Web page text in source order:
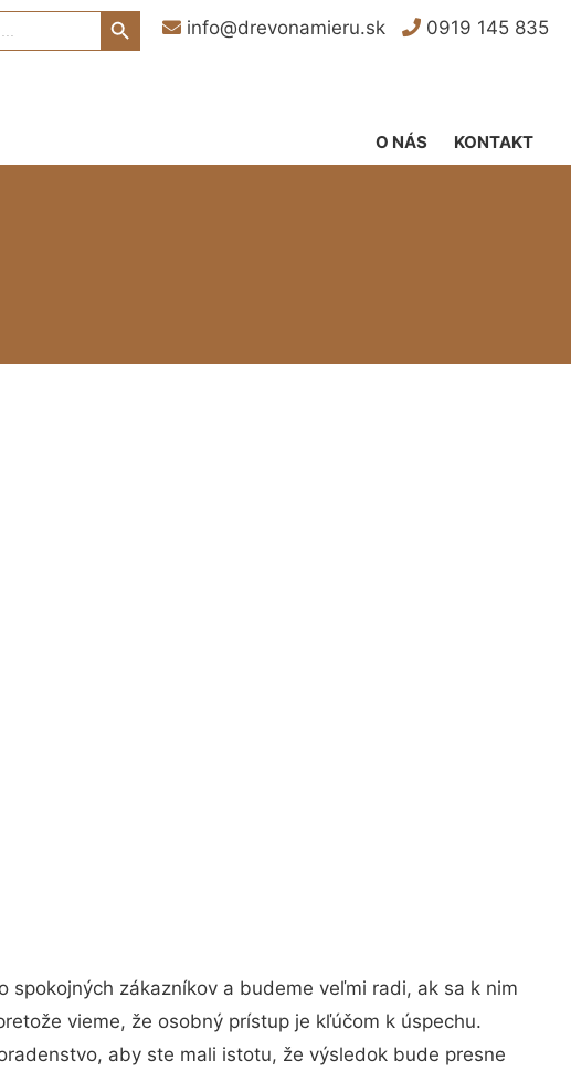
info@drevonamieru.sk 0919 145 835
Search Button
KONTAKT
O NÁS
zákazníkov a budeme veľmi radi, ak sa k nim
vieme, že osobný prístup je kľúčom k úspechu.
aby ste mali istotu, že výsledok bude presne